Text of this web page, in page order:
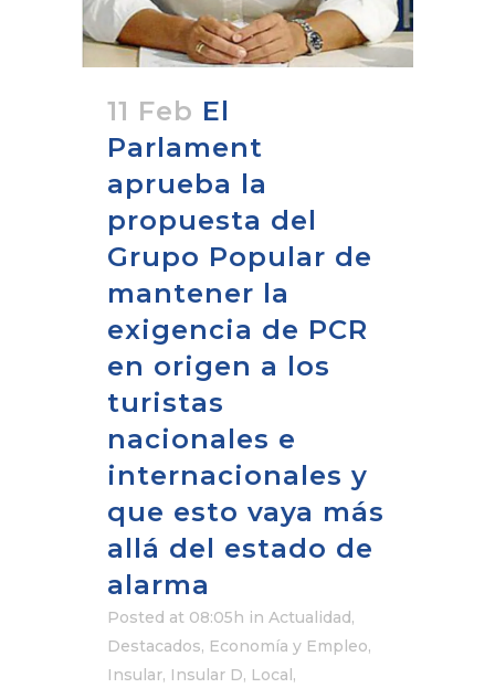
11 Feb El
Parlament
aprueba la
propuesta del
Grupo Popular de
mantener la
exigencia de PCR
en origen a los
turistas
nacionales e
internacionales y
que esto vaya más
allá del estado de
alarma
Posted at 08:05h in Actualidad,
Destacados, Economía y Empleo,
Insular, Insular D, Local,